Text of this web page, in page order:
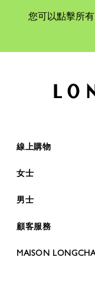
您可以點擊所
線上購物
女士
男士
顧客服務
MAISON